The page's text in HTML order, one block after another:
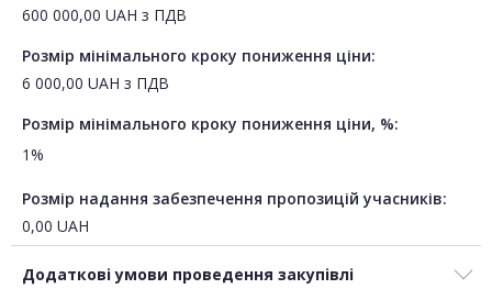
600 000,00 UAH з ПДВ
Розмір мінімального кроку пониження ціни:
6 000,00 UAH з ПДВ
Розмір мінімального кроку пониження ціни, %:
1%
Розмір надання забезпечення пропозицій учасників:
0,00 UAH
Додаткові умови проведення закупівлі